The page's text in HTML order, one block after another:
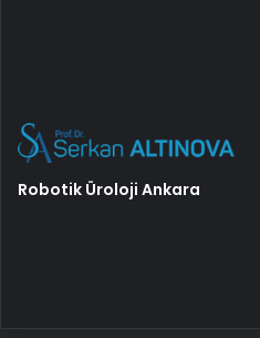
Robotik Üroloji Ankara